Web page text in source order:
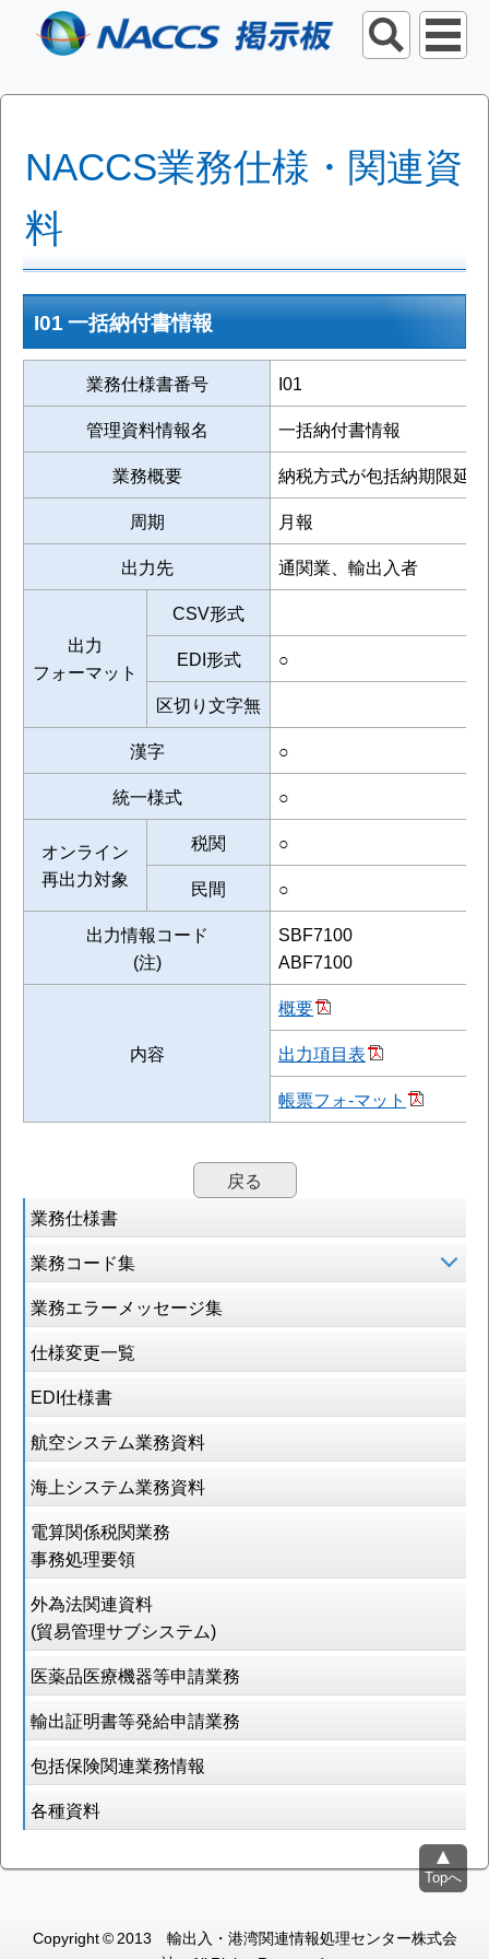
NACCS業務仕様・関連資
料
業務仕様書
業務コード集
業務エラーメッセージ集
仕様変更一覧
EDI仕様書
航空システム業務資料
海上システム業務資料
電算関係税関業務
事務処理要領
外為法関連資料
(貿易管理サブシステム)
医薬品医療機器等申請業務
輸出証明書等発給申請業務
包括保険関連業務情報
各種資料
I01 一括納付書情報
業務仕様書番号
I01
管理資料情報名
一括納付書情報
業務概要
納税方式が包括納期限延
周期
月報
出力先
通関業、輸出入者
出力
フォーマット
CSV形式
EDI形式
○
区切り文字無
漢字
○
統一様式
○
オンライン
再出力対象
税関
○
民間
○
出力情報コード
(注)
SBF7100
ABF7100
内容
概要
出力項目表
帳票フォ-マット
戻る
Copyright © 2013 輸出入・港湾関連情報処理センター株式会
Topへ